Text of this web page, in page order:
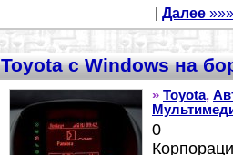
Далее »»»
Toyota с Windows на
» Toyota,
0